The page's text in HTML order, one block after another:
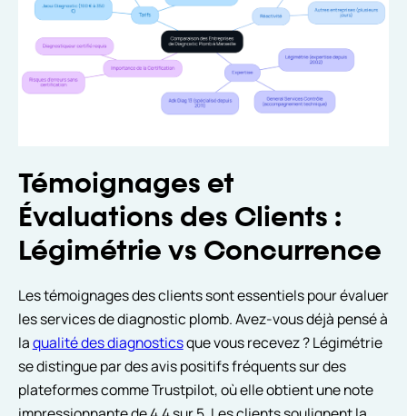
Témoignages et
Évaluations des Clients :
Légimétrie vs Concurrence
Les témoignages des clients sont essentiels pour évaluer
les services de diagnostic plomb. Avez-vous déjà pensé à
laqualité des diagnosticsque vous recevez ? Légimétrie
se distingue par des avis positifs fréquents sur des
plateformes comme Trustpilot, où elle obtient une note